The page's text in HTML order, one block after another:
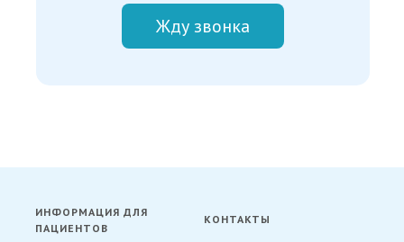
Жду звонка
ИНФОРМАЦИЯ ДЛЯ
ПАЦИЕНТОВ
КОНТАКТЫ